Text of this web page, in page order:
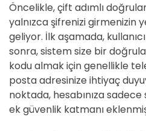
Öncelikle, çift adımlı
yalnızca şifrenizi girmenizin
geliyor. İlk aşamada,
sonra, sistem size bir
kodu almak için genellikle
posta adresinize ihtiyaç
noktada, hesabınıza
ek güvenlik katmanı